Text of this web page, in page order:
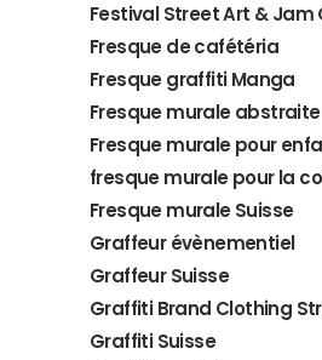
Festival Street Art & Jam
Fresque de cafétéria
Fresque graffiti Manga
Fresque murale abstraite
Fresque murale pour
fresque murale pour la
Fresque murale Suisse
Graffeur évènementiel
Graffeur Suisse
Graffiti Brand Clothing
Graffiti Suisse